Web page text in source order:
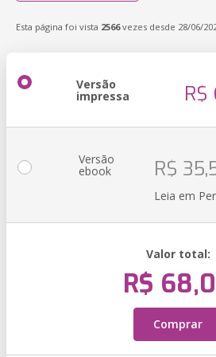
Esta página foi vista 2566vezes desde 28/06/
Versão
impressa R$
Versão
ebook R$
Leia em
Valor total:
R$
Comprar